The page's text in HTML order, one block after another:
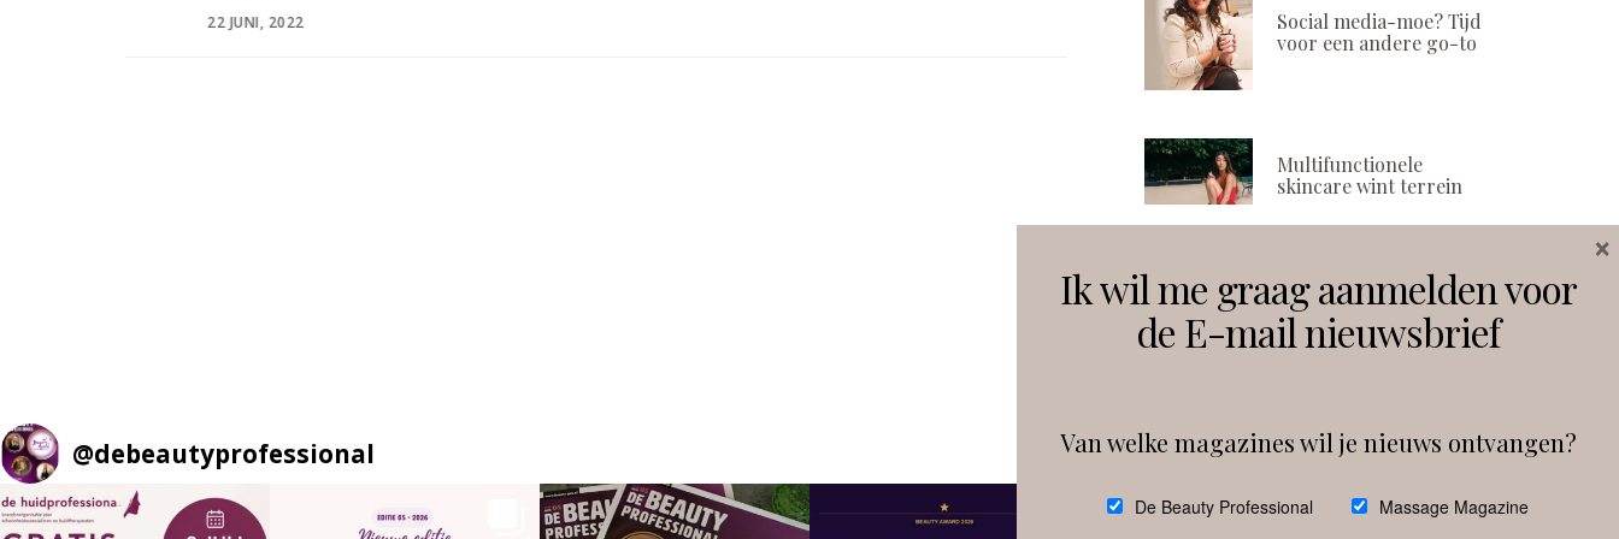
ON
Social media-moe? Tijd
voor een andere go-to
Multifunctionele
skincare wint terrein
Volg ons
@debeautyprofessional Follow on Instagram
Ik wil me graag aanmelden voor
de E-mail nieuwsbrief
Van welke magazines wil je nieuws ontvangen?
De Beauty Professional Massage Magazine
×